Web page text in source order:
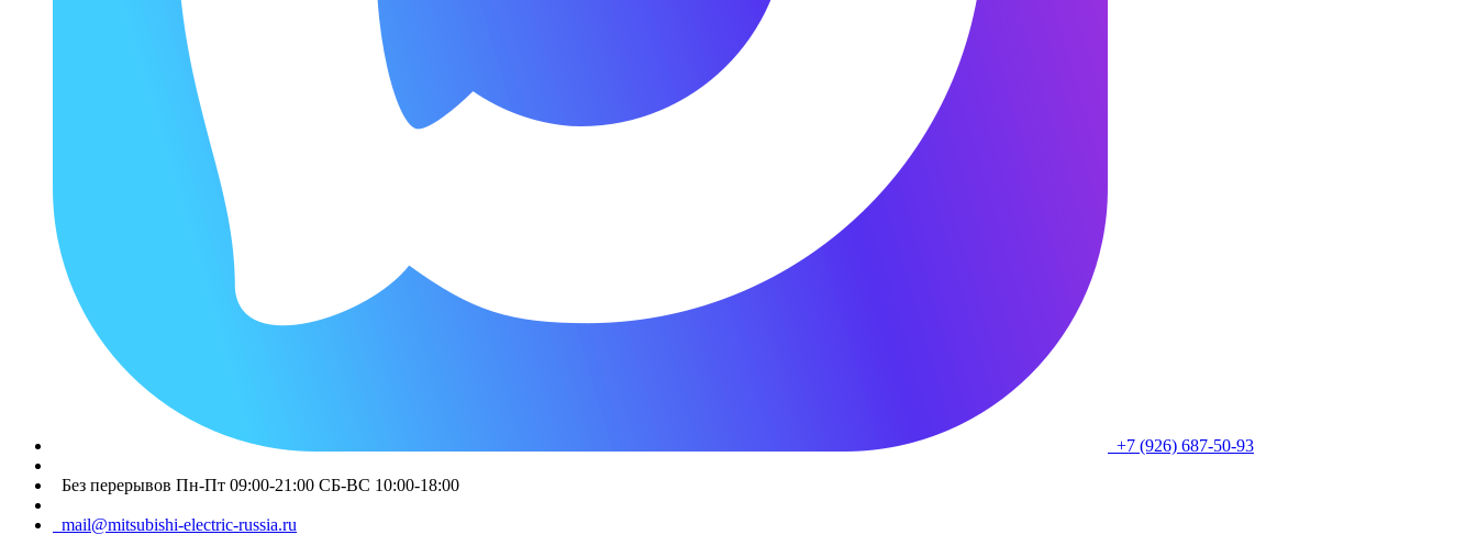
+7 (926) 687-50-93
Без перерывов Пн-Пт 09:00-21:00 СБ-ВС 10:00-18:00
mail@mitsubishi-electric-russia.ru